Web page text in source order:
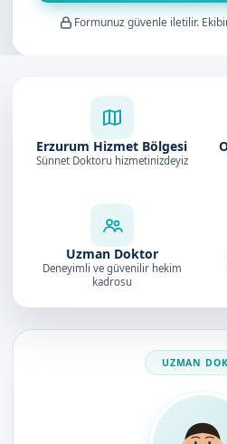
Formunuz güvenle iletilir.
Erzurum Hizmet Bölgesi
Sünnet Doktoru hizmetinizdeyiz
Uzman Doktor
Deneyimli ve güvenilir hekim
kadrosu
Doktorumuz